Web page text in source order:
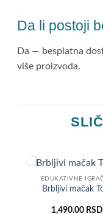
Da li postoji
Da — besplatna
više proizvoda.
EDUKATIVNE
Brbljivi mačak
1,490.00 RSD